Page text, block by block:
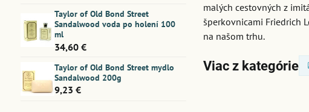
malých cestovných z
šperkovnicami Friedrich
na našom trhu.
Viac z kategórie
Taylor of Old Bond Street
Sandalwood voda po holení 100
ml
34,60 €
Taylor of Old Bond Street mydlo
Sandalwood 200g
9,23 €